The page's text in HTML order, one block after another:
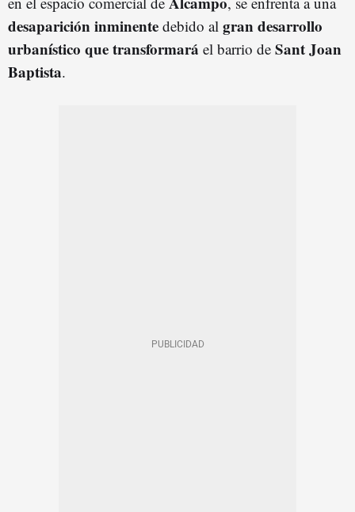
desaparición inminente debido al gran desarrollo
urbanístico que transformará el barrio de Sant Joan
Baptista.